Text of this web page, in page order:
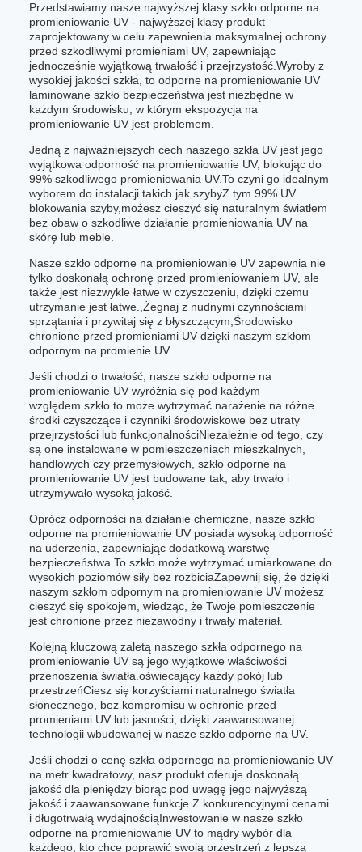
Przedstawiamy nasze najwyższej klasy szkło odporne na
promieniowanie UV - najwyższej klasy produkt
zaprojektowany w celu zapewnienia maksymalnej ochrony
przed szkodliwymi promieniami UV, zapewniając
jednocześnie wyjątkową trwałość i przejrzystość.Wyroby z
wysokiej jakości szkła, to odporne na promieniowanie UV
laminowane szkło bezpieczeństwa jest niezbędne w
każdym środowisku, w którym ekspozycja na
promieniowanie UV jest problemem.
Jedną z najważniejszych cech naszego szkła UV jest jego
wyjątkowa odporność na promieniowanie UV, blokując do
99% szkodliwego promieniowania UV.To czyni go idealnym
wyborem do instalacji takich jak szybyZ tym 99% UV
blokowania szyby,możesz cieszyć się naturalnym światłem
bez obaw o szkodliwe działanie promieniowania UV na
skórę lub meble.
Nasze szkło odporne na promieniowanie UV zapewnia nie
tylko doskonałą ochronę przed promieniowaniem UV, ale
także jest niezwykle łatwe w czyszczeniu, dzięki czemu
utrzymanie jest łatwe.,Żegnaj z nudnymi czynnościami
sprzątania i przywitaj się z błyszczącym,Środowisko
chronione przed promieniami UV dzięki naszym szkłom
odpornym na promienie UV.
Jeśli chodzi o trwałość, nasze szkło odporne na
promieniowanie UV wyróżnia się pod każdym
względem.szkło to może wytrzymać narażenie na różne
środki czyszczące i czynniki środowiskowe bez utraty
przejrzystości lub funkcjonalnościNiezależnie od tego, czy
są one instalowane w pomieszczeniach mieszkalnych,
handlowych czy przemysłowych, szkło odporne na
promieniowanie UV jest budowane tak, aby trwało i
utrzymywało wysoką jakość.
Oprócz odporności na działanie chemiczne, nasze szkło
odporne na promieniowanie UV posiada wysoką odporność
na uderzenia, zapewniając dodatkową warstwę
bezpieczeństwa.To szkło może wytrzymać umiarkowane do
wysokich poziomów siły bez rozbiciaZapewnij się, że dzięki
naszym szkłom odpornym na promieniowanie UV możesz
cieszyć się spokojem, wiedząc, że Twoje pomieszczenie
jest chronione przez niezawodny i trwały materiał.
Kolejną kluczową zaletą naszego szkła odpornego na
promieniowanie UV są jego wyjątkowe właściwości
przenoszenia światła.oświecający każdy pokój lub
przestrzeńCiesz się korzyściami naturalnego światła
słonecznego, bez kompromisu w ochronie przed
promieniami UV lub jasności, dzięki zaawansowanej
technologii wbudowanej w nasze szkło odporne na UV.
Jeśli chodzi o cenę szkła odpornego na promieniowanie UV
na metr kwadratowy, nasz produkt oferuje doskonałą
jakość dla pieniędzy biorąc pod uwagę jego najwyższą
jakość i zaawansowane funkcje.Z konkurencyjnymi cenami
i długotrwałą wydajnościąInwestowanie w nasze szkło
odporne na promieniowanie UV to mądry wybór dla
każdego, kto chce poprawić swoją przestrzeń z lepszą